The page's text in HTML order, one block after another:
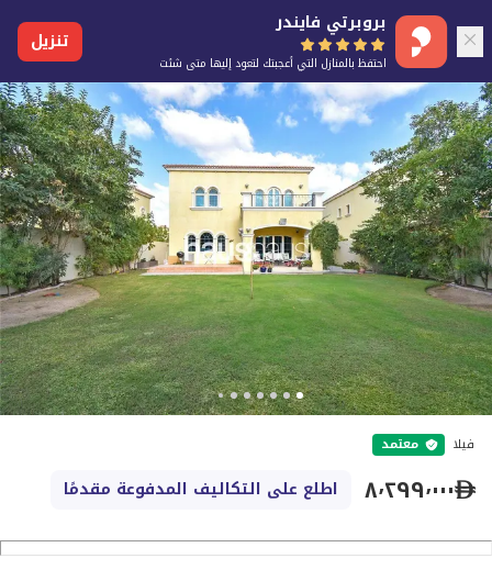
بروبرتي فايندر
احتفظ بالمنازل التي أعجبتك لتعود إليها متى شئت
تنزيل
فيلا معتمد
٨٬٢٩٩٬٠٠٠ اطلع على التكاليف المدفوعة مقدمًا